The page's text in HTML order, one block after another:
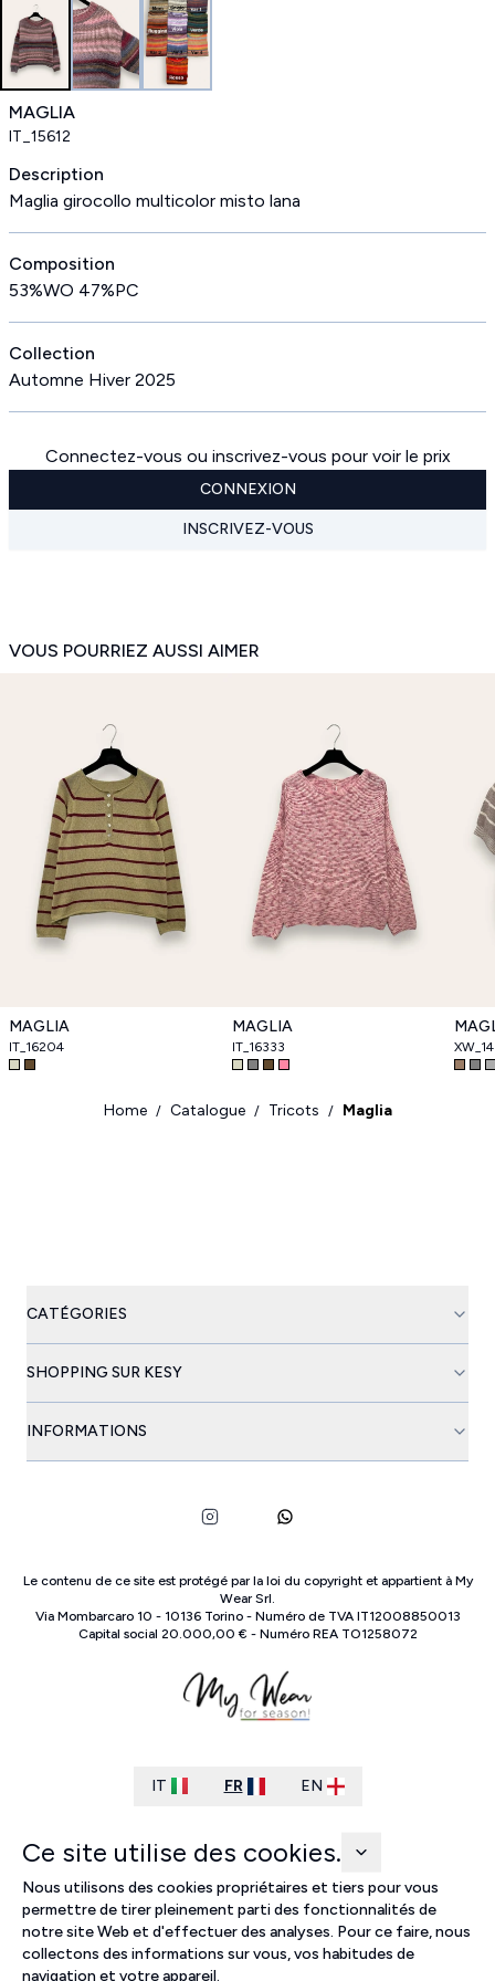
MAGLIA
IT_15612
Description
Maglia girocollo multicolor misto lana
Composition
53%WO 47%PC
Collection
Automne Hiver 2025
Connectez-vous ou inscrivez-vous pour voir le prix
CONNEXION
INSCRIVEZ-VOUS
VOUS POURRIEZ AUSSI AIMER
MAGLIA
IT_16204
MAGLIA
IT_16333
Home / Catalogue / Tricots / Maglia
CATÉGORIES
SHOPPING SUR KESY
INFORMATIONS
Le contenu de ce site est protégé par la loi du copyright et appartient à My
Wear Srl.
Via Mombarcaro 10 - 10136 Torino- Numéro de TVA IT12008850013
Capital social 20.000,00 € - Numéro REA TO1258072
IT FR EN
Ce site utilise des cookies.
Nous utilisons des cookies propriétaires et tiers pour vous
permettre de tirer pleinement parti des fonctionnalités de
notre site Web et d'effectuer des analyses. Pour ce faire, nous
collectons des informations sur vous, vos habitudes de
navigation et votre appareil.